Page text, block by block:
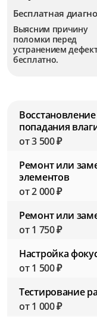
Бесплатная
Выясним причину
поломки перед
устранением
бесплатно.
попадания
от 3 500 ₽
Ремонт или
элементов
от 2 000 ₽
Ремонт или
от 1 750 ₽
Настройка
от 1 500 ₽
Тестирование
от 1 000 ₽